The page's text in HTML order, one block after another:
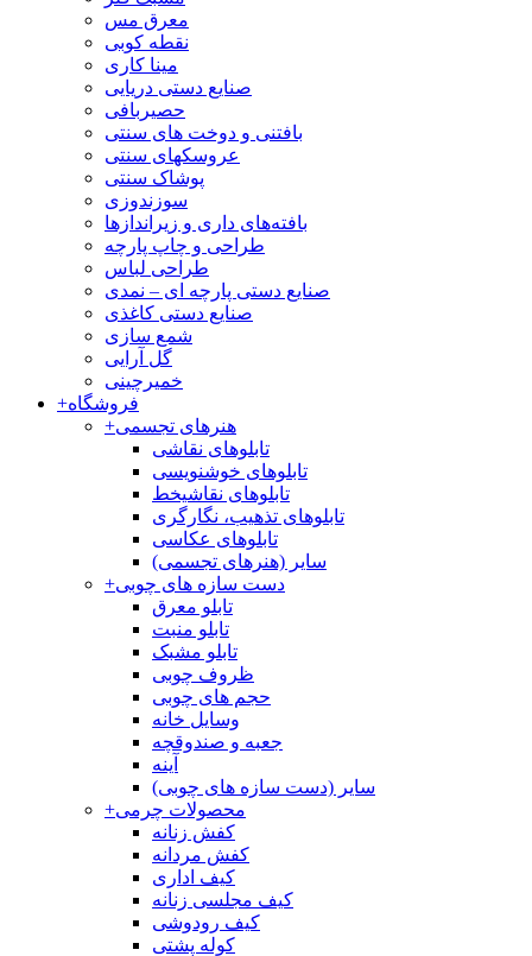
معرق مس
نقطه کوبی
مینا کاری
صنایع دستی دریایی
حصیربافی
بافتنی‌ و دوخت های سنتی
عروسکهای سنتی
پوشاک سنتی
سوزندوزی
بافته‌های داری و زیراندازها
طراحی و چاپ پارچه
طراحی لباس
صنایع دستی پارچه ای – نمدی
صنایع دستی کاغذی
شمع سازی
گل آرایی
خمیرچینی
+فروشگاه
+هنرهای تجسمی
تابلوهای نقاشی
تابلوهای خوشنویسی
تابلوهای نقاشیخط
تابلوهای تذهیب، نگارگری
تابلوهای عکاسی
سایر (هنرهای تجسمی)
+دست سازه های چوبی
تابلو معرق
تابلو منبت
تابلو مشبک
ظروف چوبی
حجم های چوبی
وسایل خانه
جعبه و صندوقچه
آینه
سایر (دست سازه های چوبی)
+محصولات چرمی
کفش زنانه
کفش مردانه
کیف اداری
کیف مجلسی زنانه
کیف رودوشی
کوله پشتی